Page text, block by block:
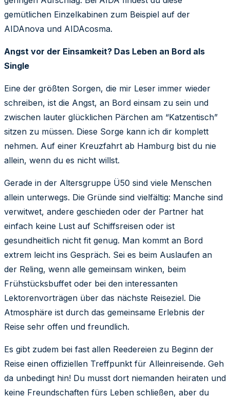
gemütlichen Einzelkabinen zum Beispiel auf der
AIDAnova und AIDAcosma.
Angst vor der Einsamkeit? Das Leben an Bord als
Single
Eine der größten Sorgen, die mir Leser immer wieder
schreiben, ist die Angst, an Bord einsam zu sein und
zwischen lauter glücklichen Pärchen am “Katzentisch”
sitzen zu müssen. Diese Sorge kann ich dir komplett
nehmen. Auf einer Kreuzfahrt ab Hamburg bist du nie
allein, wenn du es nicht willst.
Gerade in der Altersgruppe Ü50 sind viele Menschen
allein unterwegs. Die Gründe sind vielfältig: Manche sind
verwitwet, andere geschieden oder der Partner hat
einfach keine Lust auf Schiffsreisen oder ist
gesundheitlich nicht fit genug. Man kommt an Bord
extrem leicht ins Gespräch. Sei es beim Auslaufen an
der Reling, wenn alle gemeinsam winken, beim
Frühstücksbuffet oder bei den interessanten
Lektorenvorträgen über das nächste Reiseziel. Die
Atmosphäre ist durch das gemeinsame Erlebnis der
Reise sehr offen und freundlich.
Es gibt zudem bei fast allen Reedereien zu Beginn der
Reise einen offiziellen Treffpunkt für Alleinreisende. Geh
da unbedingt hin! Du musst dort niemanden heiraten und
keine Freundschaften fürs Leben schließen, aber du